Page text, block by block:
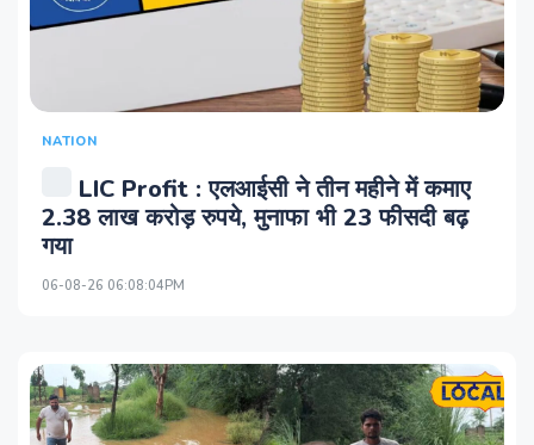
NATION
LIC Profit : एलआईसी ने तीन महीने में कमाए
2.38 लाख करोड़ रुपये, मुनाफा भी 23 फीसदी बढ़
गया
06-08-26 06:08:04PM